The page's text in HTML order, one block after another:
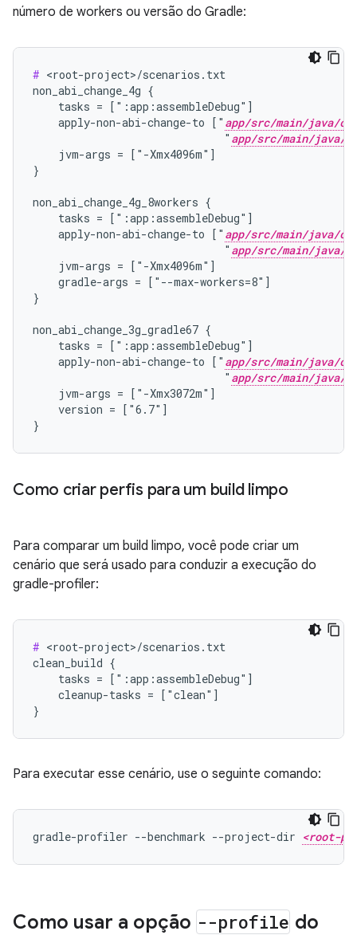
número de workers ou versão do Gradle:
# <root-project>/scenarios.txt
non_abi_change_4g {
    tasks = [":app:assembleDebug"]
    apply-non-abi-change-to ["
app/src/main/java/
                              "
app/src/main/java/
    jvm-args = ["-Xmx4096m"]
}
non_abi_change_4g_8workers {
    tasks = [":app:assembleDebug"]
    apply-non-abi-change-to ["
app/src/main/java/
                              "
app/src/main/java/
    jvm-args = ["-Xmx4096m"]
    gradle-args = ["--max-workers=8"]
}
non_abi_change_3g_gradle67 {
    tasks = [":app:assembleDebug"]
    apply-non-abi-change-to ["
app/src/main/java/
                              "
app/src/main/java/
    jvm-args = ["-Xmx3072m"]
    version = ["6.7"]
Como criar perfis para um build limpo
Para comparar um build limpo, você pode criar um
cenário que será usado para conduzir a execução do
gradle-profiler:
# <root-project>/scenarios.txt
clean_build {
    tasks = [":app:assembleDebug"]
    cleanup-tasks = ["clean"]
Para executar esse cenário, use o seguinte comando:
gradle-profiler --benchmark --project-dir <root-
Como usar a opção --profile do